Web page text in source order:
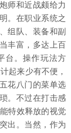
师和近战颇给力
。在职业系统之
组队、装备和副
丰富，多达上百
台。操作玩法方
起来少有不便，
花八门的菜单选
。不过在打击感
特效释放的视觉
出。当然，作为